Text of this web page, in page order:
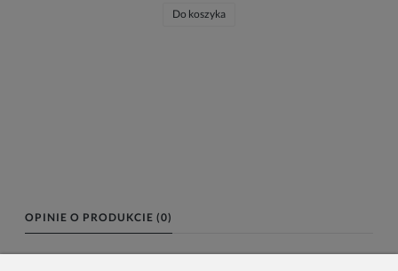
Do koszyka
OPINIE O PRODUKCIE (0)